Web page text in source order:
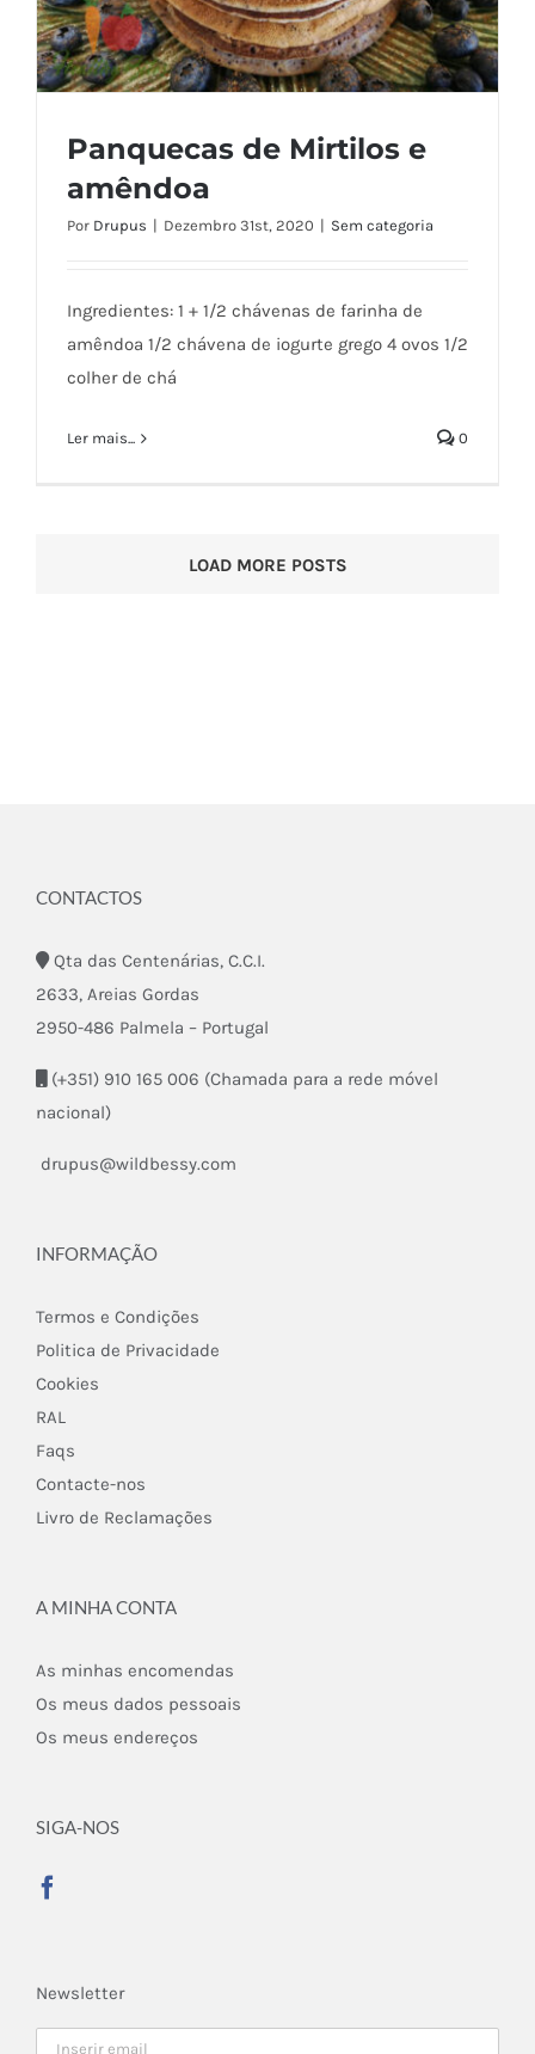
Panquecas de Mirtilos e amêndoa
Panquecas de Mirtilos e
amêndoa
Por Drupus | Dezembro 31st, 2020 | Sem categoria
Ingredientes: 1 + 1/2 chávenas de farinha de
amêndoa 1/2 chávena de iogurte grego 4 ovos 1/2
colher de chá
Ler mais... 0
LOAD MORE POSTS
CONTACTOS
Qta das Centenárias, C.C.I.
2633, Areias Gordas
2950-486 Palmela – Portugal
(+351) 910 165 006 (Chamada para a rede móvel
nacional)
drupus@wildbessy.com
INFORMAÇÃO
Termos e Condições
Politica de Privacidade
Cookies
RAL
Faqs
Contacte-nos
Livro de Reclamações
A MINHA CONTA
As minhas encomendas
Os meus dados pessoais
Os meus endereços
SIGA-NOS
Newsletter